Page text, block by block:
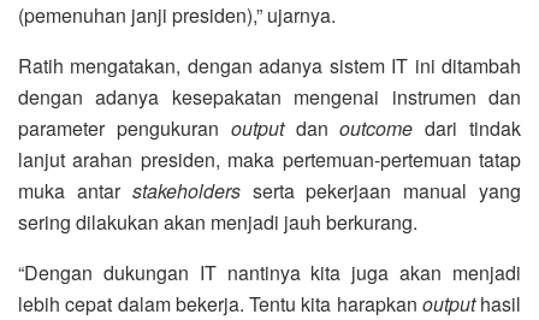
(pemenuhan janji presiden),” ujarnya.
Ratih mengatakan, dengan adanya sistem IT ini ditambah
dengan adanya kesepakatan mengenai instrumen dan
parameter pengukuran output danoutcomedari tindak
lanjut arahan presiden, maka pertemuan-pertemuan tatap
muka antar stakeholdersserta pekerjaan manual yang
sering dilakukan akan menjadi jauh berkurang.
“Dengan dukungan IT nantinya kita juga akan menjadi
lebih cepat dalam bekerja. Tentu kita harapkan outputhasil